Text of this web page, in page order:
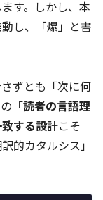
す。しかし、本
し、「爆」と書
ずとも「次に何
「読者の言語理
する設計こそ
的カタルシス」